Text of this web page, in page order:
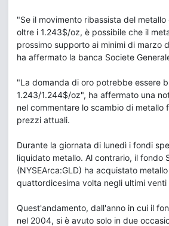
"Se il movimento ribassista del
oltre i 1.243$/oz, è possibile che il
prossimo supporto ai minimi di marzo
ha affermato la banca Societe
"La domanda di oro potrebbe essere
1.243/1.244$/oz", ha affermato una
nel commentare lo scambio di metallo
prezzi attuali.
Durante la giornata di lunedì i fondi
liquidato metallo. Al contrario, il fondo
(NYSEArca:GLD) ha acquistato
quattordicesima volta negli ultimi venti
Quest'andamento, dall'anno in cui il
nel 2004, si è avuto solo in due